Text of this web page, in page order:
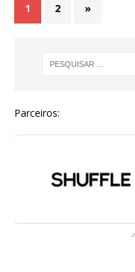
1 2 »
Parceiros: